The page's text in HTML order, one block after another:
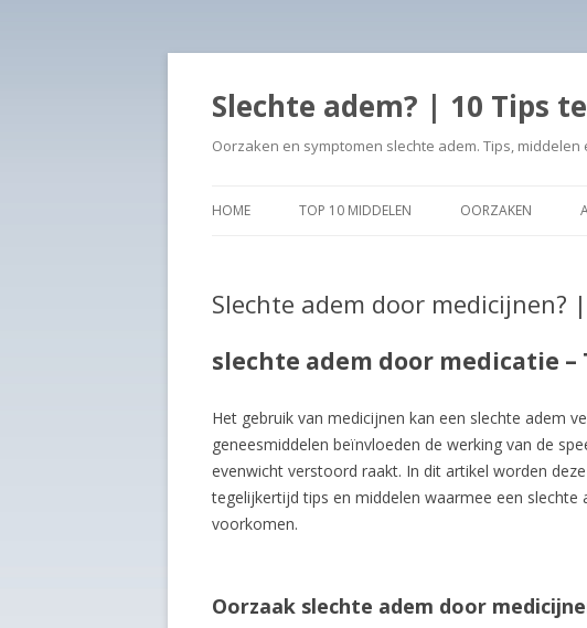
Slechte adem? | 10 Tips
Oorzaken en symptomen slechte adem. Tips,
HOME TOP 10 MIDDELEN OORZAKEN
Slechte adem door medicijnen?
slechte adem door medicatie –
Het gebruik van medicijnen kan een slechte adem
geneesmiddelen beïnvloeden de werking van de
evenwicht verstoord raakt. In dit artikel worden
tegelijkertijd tips en middelen waarmee een
voorkomen.
Oorzaak slechte adem door